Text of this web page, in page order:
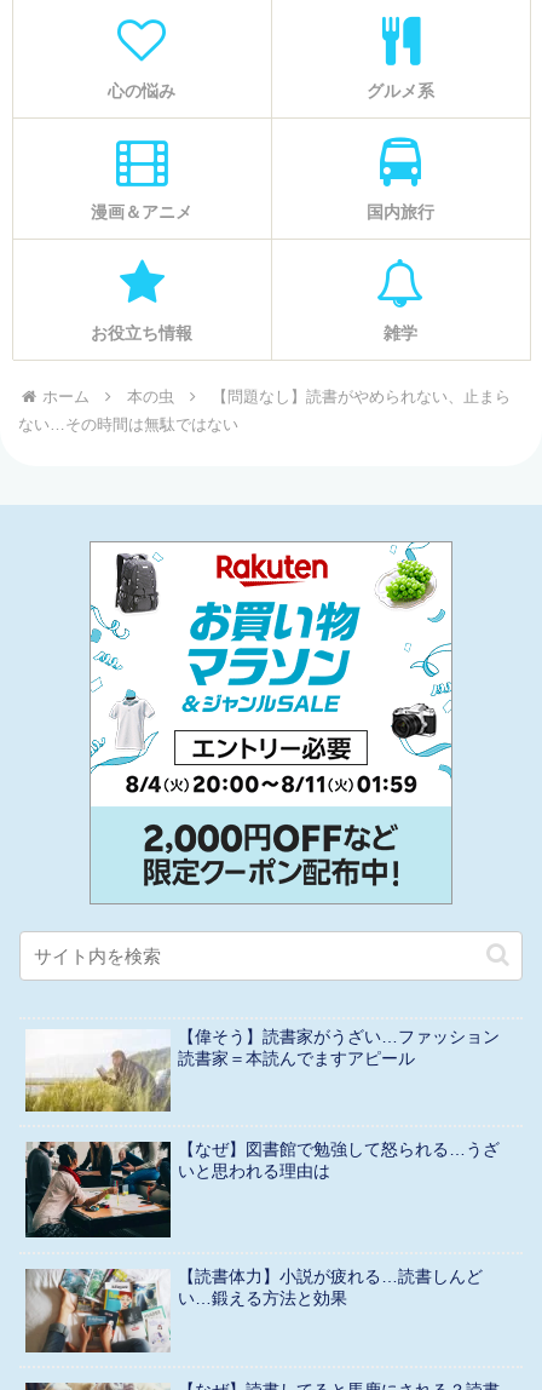
心の悩み グルメ系
漫画＆アニメ 国内旅行
お役立ち情報 雑学
ホーム 本の虫
【問題なし】読書がやめられない、止まら
ない…その時間は無駄ではない
【偉そう】読書家がうざい…ファッション
読書家＝本読んでますアピール
【なぜ】図書館で勉強して怒られる…うざ
いと思われる理由は
【読書体力】小説が疲れる…読書しんど
い…鍛える方法と効果